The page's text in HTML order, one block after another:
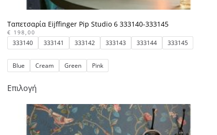
Ταπετσαρία Eijffinger Pip Studio 6 333140-333145
€ 198,00
333140 333141 333142 333143 333144 333145
Blue Cream Green Pink
Επιλογή
προϊόν
έχει
πολλαπλές